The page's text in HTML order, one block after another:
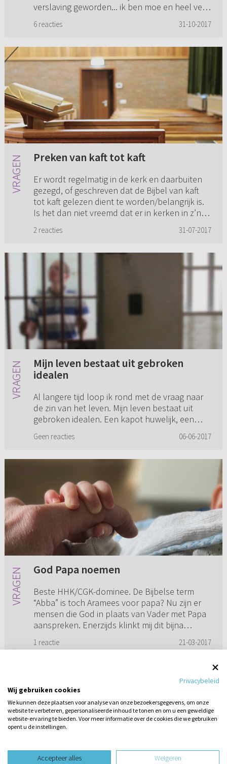
verslaving geworden... ik ben moe en heel veel
(slechte jeugd, ince...
6 reacties 31-10-2017
Preken van kaft tot kaft
Er wordt regelmatig in de kerk en daarbuiten
gezegd, of geschreven dat de Bijbel van kaft
tot kaft gelezen dient te worden/belangrijk is.
Is het dan niet vreemd dat er in kerken in z’n
2 reacties 31-07-2017
Mijn leven bestaat uit gebroken
idealen
Al langere tijd loop ik rond met de vraag naar
de zin van het leven. Mijn leven bestaat uit
gebroken idealen. Een kapot huwelijk, een
niet meer willen zien, ...
Geen reacties 06-06-2017
God Papa noemen
Beste HHK/CGK-dominee. De Bijbelse term
“Abba” is toch Aramees voor papa? Nu zijn er
mensen die God in plaats van Vader met Papa
aanspreken. Enerzijds klinkt mij dit bijna
1 reactie 21-03-2017
1 ...
design website dooreen vraag
Privacybeleid
Wij gebruiken cookies
We kunnen deze plaatsen voor analyse van onze bezoekersgegevens, om onze
website te verbeteren, gepersonaliseerde inhoud te tonen en om u een geweldige
website-ervaring te bieden. Voor meer informatie over de cookies die we gebruiken
opent u de instellingen.
Accepteer alles Weigeren